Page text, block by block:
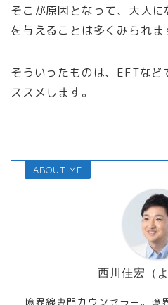
そこが原因となって、大人
を与えることは多くみられま
そういったものは、EFTな
ススメします。
ABOUT ME
西川佳宏（
境界線専門カウンセラー。境